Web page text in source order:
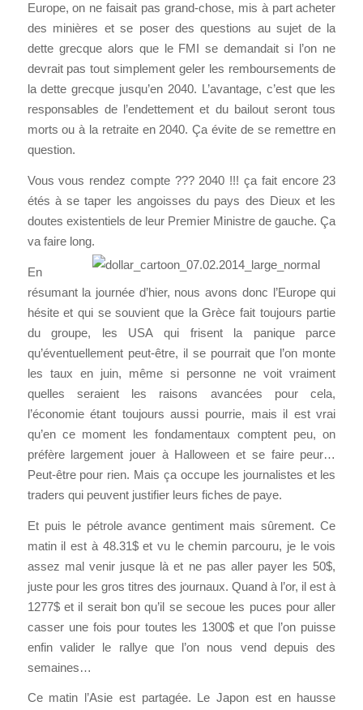
Europe, on ne faisait pas grand-chose, mis à part acheter
des minières et se poser des questions au sujet de la
dette grecque alors que le FMI se demandait si l’on ne
devrait pas tout simplement geler les remboursements de
la dette grecque jusqu’en 2040. L’avantage, c’est que les
responsables de l’endettement et du bailout seront tous
morts ou à la retraite en 2040. Ça évite de se remettre en
question.
Vous vous rendez compte ??? 2040 !!! ça fait encore 23
étés à se taper les angoisses du pays des Dieux et les
doutes existentiels de leur Premier Ministre de gauche. Ça
va faire long.
En
résumant la journée d’hier, nous avons donc l’Europe qui
hésite et qui se souvient que la Grèce fait toujours partie
du groupe, les USA qui frisent la panique parce
qu’éventuellement peut-être, il se pourrait que l’on monte
les taux en juin, même si personne ne voit vraiment
quelles seraient les raisons avancées pour cela,
l’économie étant toujours aussi pourrie, mais il est vrai
qu’en ce moment les fondamentaux comptent peu, on
préfère largement jouer à Halloween et se faire peur…
Peut-être pour rien. Mais ça occupe les journalistes et les
traders qui peuvent justifier leurs fiches de paye.
Et puis le pétrole avance gentiment mais sûrement. Ce
matin il est à 48.31$ et vu le chemin parcouru, je le vois
assez mal venir jusque là et ne pas aller payer les 50$,
juste pour les gros titres des journaux. Quand à l’or, il est à
1277$ et il serait bon qu’il se secoue les puces pour aller
casser une fois pour toutes les 1300$ et que l’on puisse
enfin valider le rallye que l’on nous vend depuis des
semaines…
Ce matin l’Asie est partagée. Le Japon est en hausse